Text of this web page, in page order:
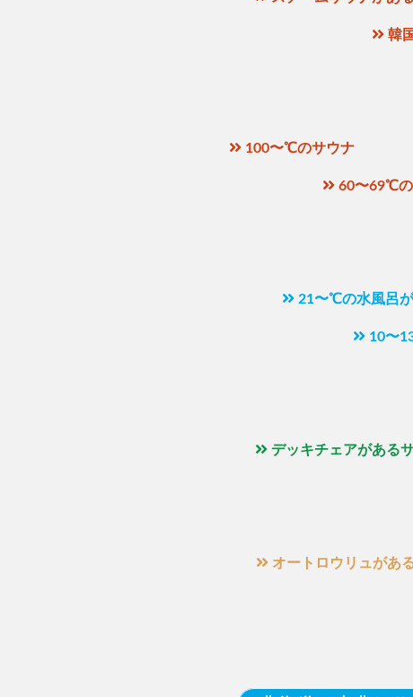
韓
100〜℃のサウナ
60〜69℃
21〜℃の水風呂
10〜
デッキチェアがある
オートロウリュがあ